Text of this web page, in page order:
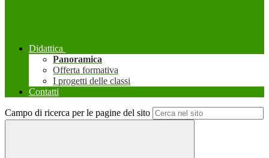
Didattica
Panoramica
Offerta formativa
I progetti delle classi
Contatti
Campo di ricerca per le pagine del sito